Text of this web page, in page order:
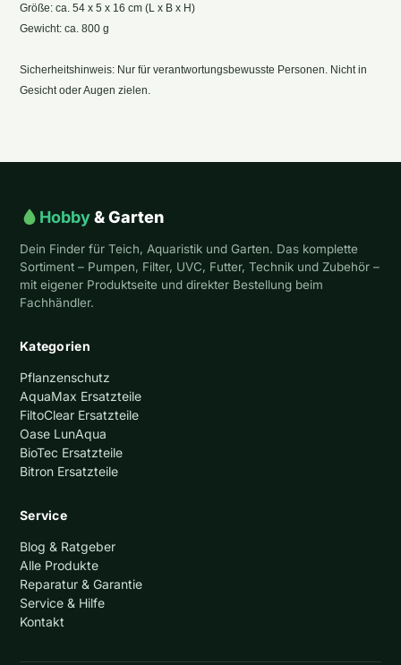
Größe: ca. 54 x 5 x 16 cm (L x B x H)
Gewicht: ca. 800 g
Sicherheitshinweis: Nur für verantwortungsbewusste Personen. Nicht in
Gesicht oder Augen zielen.
Hobby& Garten
Dein Finder für Teich, Aquaristik und Garten. Das komplette
Sortiment – Pumpen, Filter, UVC, Futter, Technik und Zubehör –
mit eigener Produktseite und direkter Bestellung beim
Fachhändler.
Kategorien
Pflanzenschutz
AquaMax Ersatzteile
FiltoClear Ersatzteile
Oase LunAqua
BioTec Ersatzteile
Bitron Ersatzteile
Service
Blog & Ratgeber
Alle Produkte
Reparatur & Garantie
Service & Hilfe
Kontakt